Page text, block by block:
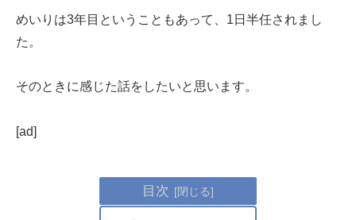
めいりは3年目ということもあって、1日半任されまし
た。
そのときに感じた話をしたいと思います。
[ad]
目次